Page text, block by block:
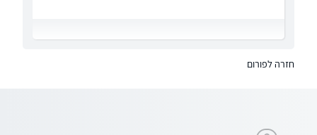
חזרה לפורום